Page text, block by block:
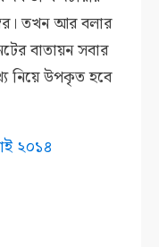
তখন আর বলার
বাতায়ন সবার
নিয়ে উপকৃত হবে
২০১৪